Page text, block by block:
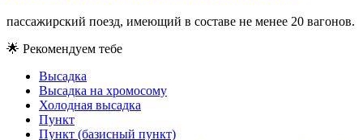
пассажирский поезд, имеющий в составе не менее 20 вагонов.
🌟 Рекомендуем тебе
Высадка
Высадка на хромосому
Холодная высадка
Пункт
Пункт (базисный пункт)